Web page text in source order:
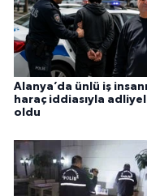
Alanya’da ünlü iş insanı
haraç iddiasıyla
oldu